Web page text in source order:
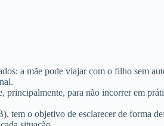
a mãe pode viajar com o filho sem
para não incorrer em
o objetivo de esclarecer de forma